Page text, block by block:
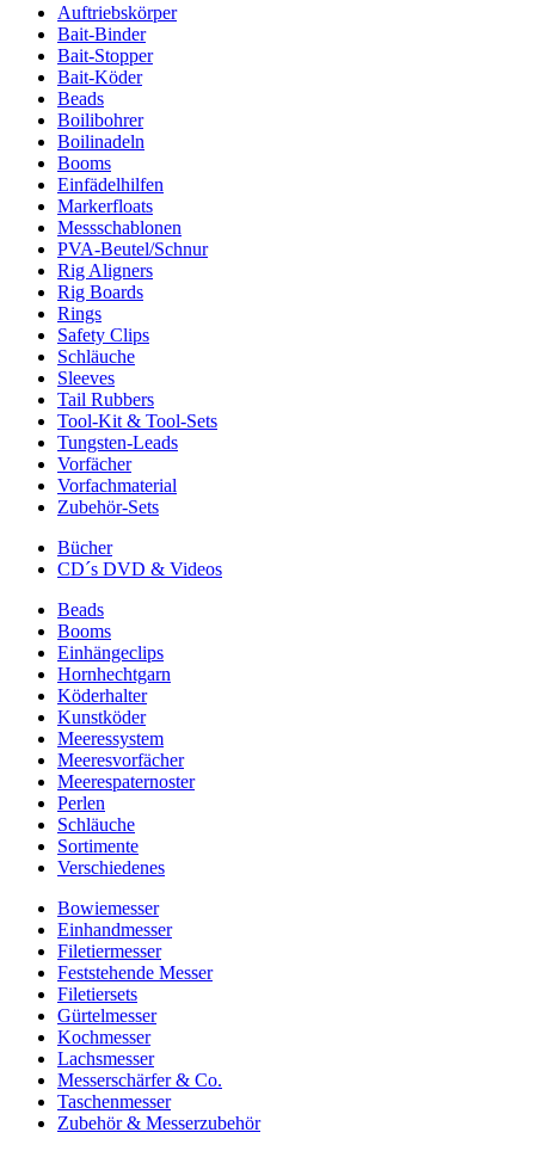
Auftriebskörper
Bait-Binder
Bait-Stopper
Bait-Köder
Beads
Boilibohrer
Boilinadeln
Booms
Einfädelhilfen
Markerfloats
Messschablonen
PVA-Beutel/Schnur
Rig Aligners
Rig Boards
Rings
Safety Clips
Schläuche
Sleeves
Tail Rubbers
Tool-Kit & Tool-Sets
Tungsten-Leads
Vorfächer
Vorfachmaterial
Zubehör-Sets
Bücher
CD´s DVD & Videos
Beads
Booms
Einhängeclips
Hornhechtgarn
Köderhalter
Kunstköder
Meeressystem
Meeresvorfächer
Meerespaternoster
Perlen
Schläuche
Sortimente
Verschiedenes
Bowiemesser
Einhandmesser
Filetiermesser
Feststehende Messer
Filetiersets
Gürtelmesser
Kochmesser
Lachsmesser
Messerschärfer & Co.
Taschenmesser
Zubehör & Messerzubehör